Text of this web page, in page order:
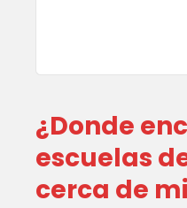
¿Donde
escuelas
cerca de